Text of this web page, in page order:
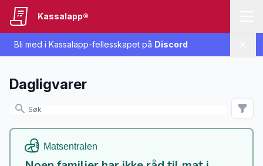
Bli med i Kassalapp-fellesskapet på Discord
Kassalapp®
Dagligvarer